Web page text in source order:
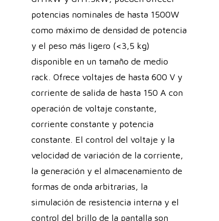
potencias nominales de hasta 1500W
como máximo de densidad de potencia
y el peso más ligero (<3,5 kg)
disponible en un tamaño de medio
rack. Ofrece voltajes de hasta 600 V y
corriente de salida de hasta 150 A con
operación de voltaje constante,
corriente constante y potencia
constante. El control del voltaje y la
velocidad de variación de la corriente,
la generación y el almacenamiento de
formas de onda arbitrarias, la
simulación de resistencia interna y el
control del brillo de la pantalla son